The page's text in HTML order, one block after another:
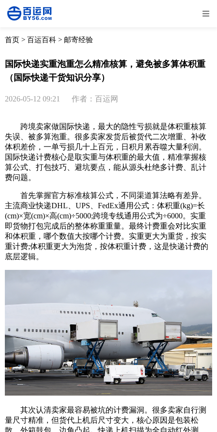
全部 物流资讯
取消
首页 > 百运百科 > 邮寄经验
国际快递实重泡重怎么精准核算，避免被多算体积重
（国际快递干货知识分享）
2026-05-12 09:21 作者：百运网
跨境卖家做国际快递，最大的隐性亏损就是体积重核算
失误、被多算泡重。很多卖家发货后被货代二次增重、补收
体积差价，一单亏损几十上百元，日积月累吞噬大量利润。
国际快递计费核心是取实重与体积重的最大值，精准掌握核
算公式、打包技巧、避坑要点，能从源头杜绝多计费、乱计
费问题。
首先掌握官方标准核算公式，不同渠道算法略有差异。
主流商业快递DHL、UPS、FedEx通用公式：体积重(kg)=长
(cm)×宽(cm)×高(cm)÷5000;跨境专线通用公式为÷6000。实重
即货物打包完成后的整体称重重量。最终计费重会对比实重
和体积重，哪个数值大按哪个计费。实重更大为重货，按实
重计费;体积重更大为泡货，按体积重计费，这是快递计费的
底层逻辑。
其次认清卖家最容易被坑的计费漏洞。很多卖家自行测
量尺寸精准，但货代上机后尺寸变大，核心原因是包装松
散、外箱鼓包、边角凸起。快递上机扫描为全自动红外测